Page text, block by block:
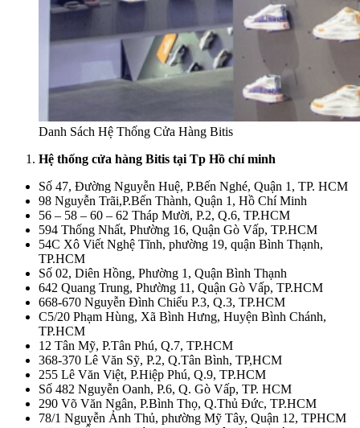
Danh Sách Hệ Thống Cửa Hàng Bitis
Hệ thống cửa hàng Bitis tại Tp Hồ chí minh
Số 47, Đường Nguyễn Huệ, P.Bến Nghé, Quận 1, TP. HCM
98 Nguyễn Trãi,P.Bến Thành, Quận 1, Hồ Chí Minh
56 – 58 – 60 – 62 Tháp Mười, P.2, Q.6, TP.HCM
594 Thống Nhất, Phường 16, Quận Gò Vấp, TP.HCM
54C Xô Viết Nghệ Tĩnh, phường 19, quận Bình Thạnh,
TP.HCM
Số 02, Diên Hồng, Phường 1, Quận Bình Thạnh
642 Quang Trung, Phường 11, Quận Gò Vấp, TP.HCM
668-670 Nguyễn Đình Chiểu P.3, Q.3, TP.HCM
C5/20 Phạm Hùng, Xã Bình Hưng, Huyện Bình Chánh,
TP.HCM
12 Tân Mỹ, P.Tân Phú, Q.7, TP.HCM
368-370 Lê Văn Sỹ, P.2, Q.Tân Bình, TP,HCM
255 Lê Văn Việt, P.Hiệp Phú, Q.9, TP.HCM
Số 482 Nguyễn Oanh, P.6, Q. Gò Vấp, TP. HCM
290 Võ Văn Ngân, P.Bình Thọ, Q.Thủ Đức, TP.HCM
78/1 Nguyễn Ảnh Thủ, phường Mỹ Tây, Quận 12, TPHCM